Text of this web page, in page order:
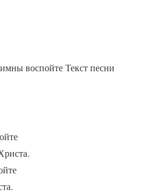
воспойте Текст песни